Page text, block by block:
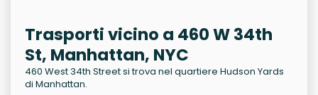
Trasporti vicino a 460 W 34th
St, Manhattan, NYC
460 West 34th Street si trova nel quartiere Hudson Yards
di Manhattan.